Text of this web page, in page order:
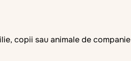
copii sau animale de companie